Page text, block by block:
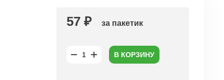
57 ₽ за пакетик
В КОРЗИНУ